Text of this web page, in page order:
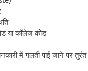
या कॉलेज कोड
में गलती पाई जाने पर